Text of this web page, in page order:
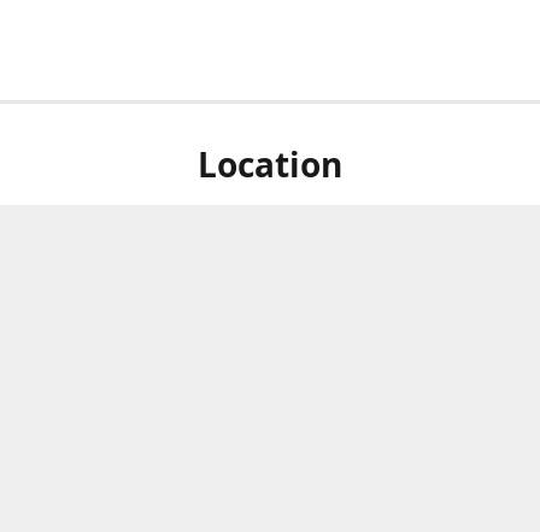
Location